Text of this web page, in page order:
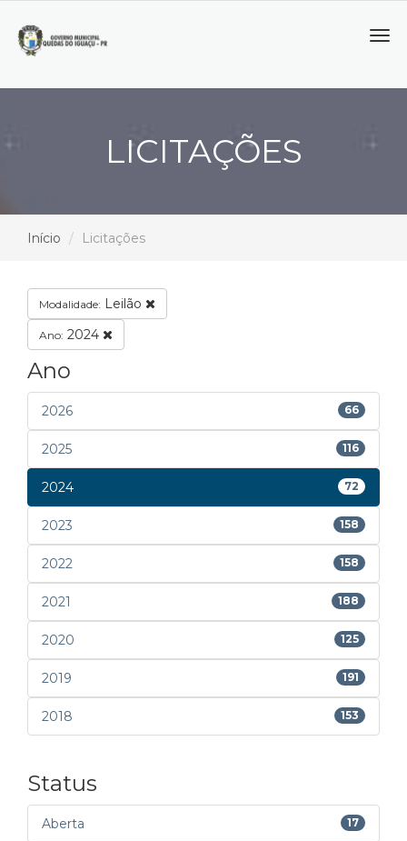
LICITAÇÕES
Início Licitações
Modalidade: Leilão
Ano: 2024
Ano
2026 66
2025 116
2024 72
2023 158
2022 158
2021 188
2020 125
2019 191
2018 153
Status
Aberta 17